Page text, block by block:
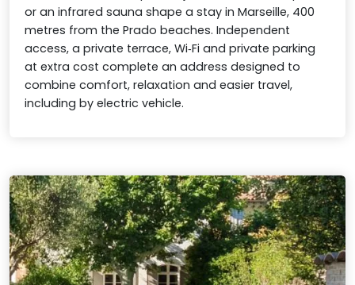
or an infrared sauna shape a stay in Marseille, 400
metres from the Prado beaches. Independent
access, a private terrace, Wi‑Fi and private parking
at extra cost complete an address designed to
combine comfort, relaxation and easier travel,
including by electric vehicle.